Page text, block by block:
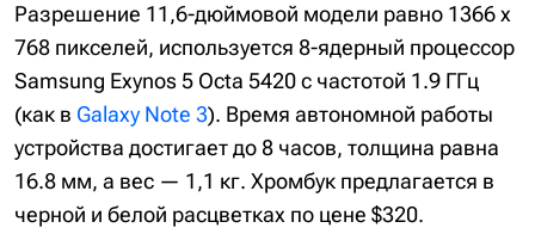
Разрешение 11,6-дюймовой модели равно 1366 х
768 пикселей, используется 8-ядерный процессор
Samsung Exynos 5 Octa 5420 с частотой 1.9 ГГц
(как в Galaxy Note 3). Время автономной работы
устройства достигает до 8 часов, толщина равна
16.8 мм, а вес — 1,1 кг. Хромбук предлагается в
черной и белой расцветках по цене $320.